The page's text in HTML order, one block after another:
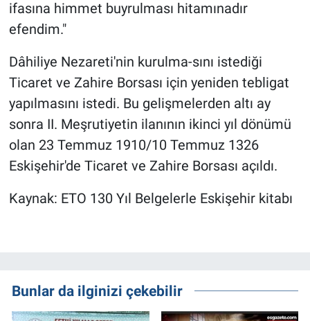
ifasına himmet buyrulması hitamınadır
efendim."
Dâhiliye Nezareti'nin kurulma-sını istediği
Ticaret ve Zahire Borsası için yeniden tebligat
yapılmasını istedi. Bu gelişmelerden altı ay
sonra II. Meşrutiyetin ilanının ikinci yıl dönümü
olan 23 Temmuz 1910/10 Temmuz 1326
Eskişehir'de Ticaret ve Zahire Borsası açıldı.
Kaynak: ETO 130 Yıl Belgelerle Eskişehir kitabı
Bunlar da ilginizi çekebilir